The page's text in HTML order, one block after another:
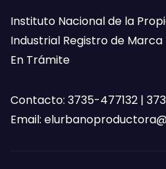
Instituto Nacional de la
Industrial Registro de Marca
En Trámite
Contacto: 3735-477132 |
Email: